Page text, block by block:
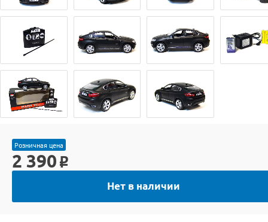
Розничная цена
2 390 o
Нет в наличии